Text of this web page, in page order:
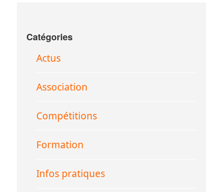
Catégories
Actus
Association
Compétitions
Formation
Infos pratiques